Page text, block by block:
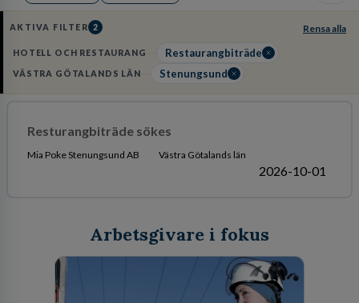
AKTIVA FILTER 2 Rensa alla
HOTELL OCH RESTAURANG Restaurangbiträde
VÄSTRA GÖTALANDS LÄN Stenungsund
Resturangbiträde sökes
Mia Poke Stenungsund AB Västra Götalands län
2026-10-01
Arbetsgivare i fokus